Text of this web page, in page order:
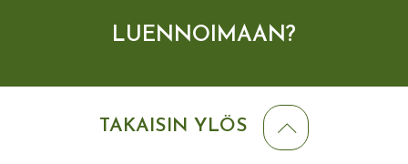
LUENNOIMAAN?
TAKAISIN YLÖS